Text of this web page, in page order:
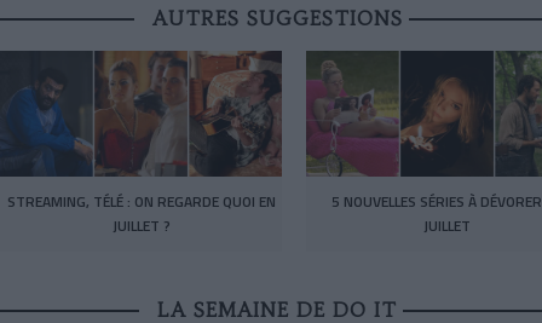
AUTRES SUGGESTIONS
STREAMING, TÉLÉ : ON REGARDE QUOI EN
JUILLET ?
5 NOUVELLES SÉRIES À
JUILLET
LA SEMAINE DE DO IT